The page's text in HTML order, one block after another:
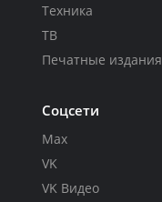
Техника
ТВ
Печатные издания
Соцсети
Max
VK
VK Видео